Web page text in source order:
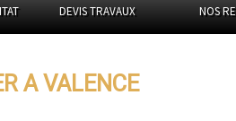
DEVIS TRAVAUX NOS
A VALENCE